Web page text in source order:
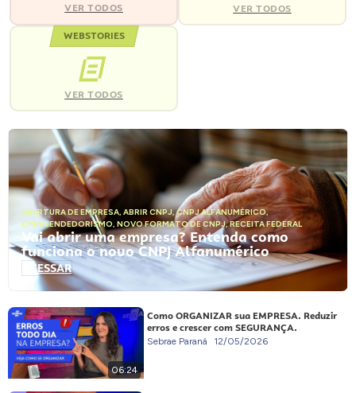
VER TODOS VER TODOS
WEBSTORIES
VER TODOS
ABERTURA DE EMPRESA, ABRIR CNPJ,CNPJ ALFANUMÉRICO,
EMPREENDEDORISMO, NOVO FORMATO DE CNPJ,RECEITA FEDERAL
Vai abrir uma empresa? Entenda como
funciona o novo CNPJ Alfanumérico
ACESSAR
06:24
Como ORGANIZAR sua EMPRESA. Reduzir
erros e crescer com SEGURANÇA.
Sebrae Paraná 12/05/2026